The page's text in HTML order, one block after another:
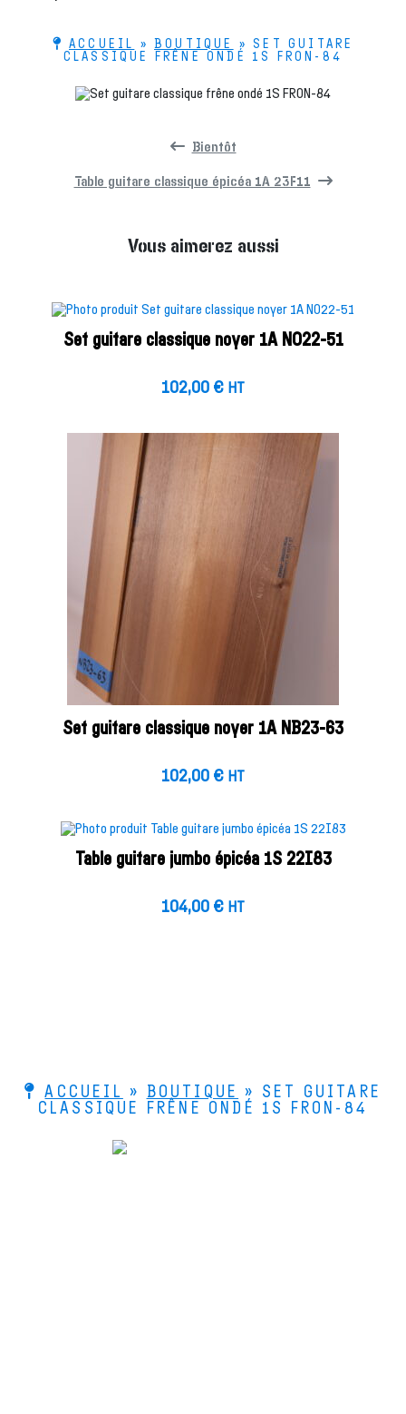
ACCUEIL » BOUTIQUE »SET GUITARE
CLASSIQUE FRÊNE ONDÉ 1S FRON-84
Bientôt
Table guitare classique épicéa 1A 23F11
Vous aimerez aussi
Set guitare classique noyer 1A NO22-51
102,00 € HT
Set guitare classique noyer 1A NB23-63
102,00 € HT
Table guitare jumbo épicéa 1S 22I83
104,00 € HT
ACCUEIL » BOUTIQUE » SET GUITARE
CLASSIQUE FRÊNE ONDÉ 1S FRON-84